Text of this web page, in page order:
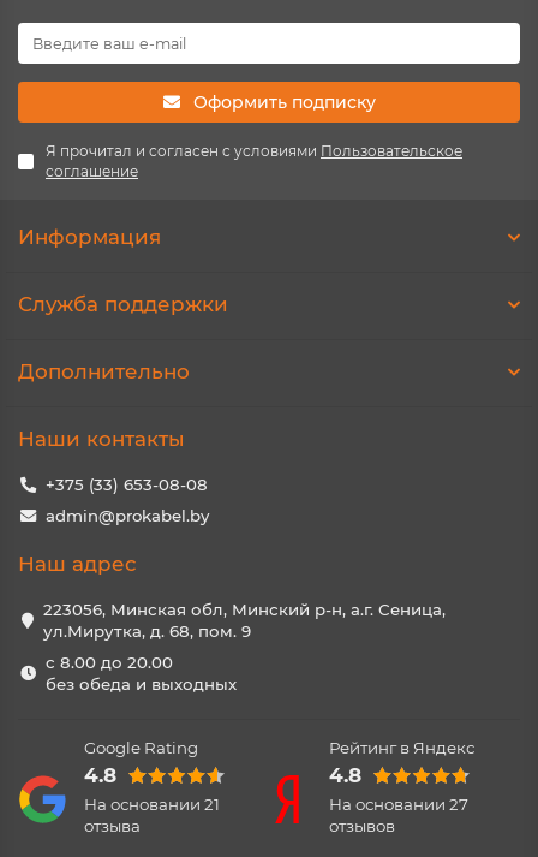
Оформить подписку
Я прочитал и согласен с условиями Пользовательское
соглашение
Информация
Служба поддержки
Дополнительно
Наши контакты
+375 (33) 653-08-08
admin@prokabel.by
Наш адрес
223056, Минская обл, Минский р-н, а.г. Сеница,
ул.Мирутка, д. 68, пом. 9
с 8.00 до 20.00
без обеда и выходных
Google Rating
4.8
На основании 21
отзыва
Рейтинг в Яндекс
4.8
На основании 27
отзывов